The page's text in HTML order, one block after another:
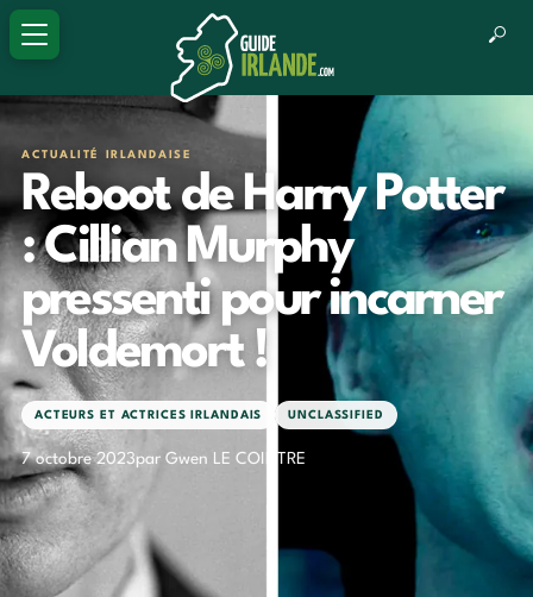
ACTUALITÉ IRLANDAISE
Reboot de Harry Potter
: Cillian Murphy
pressenti pour incarner
Voldemort !
ACTEURS ET ACTRICES IRLANDAIS UNCLASSIFIED
7 octobre 2023par Gwen LE COINTRE